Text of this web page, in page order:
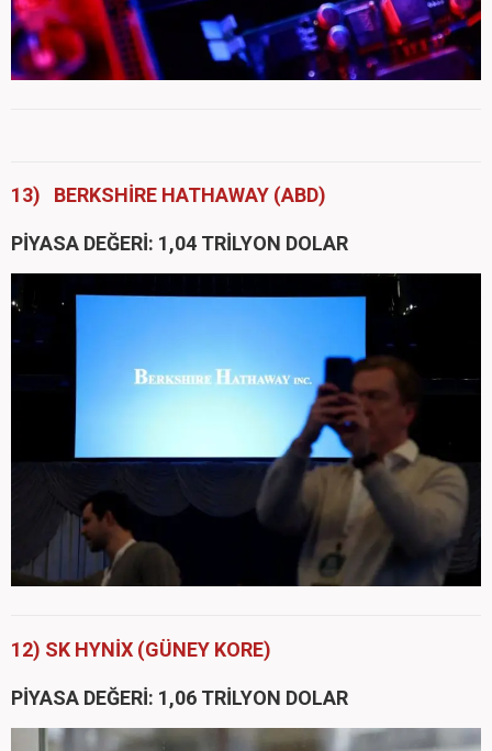
13) BERKSHİRE HATHAWAY (ABD)
PİYASA DEĞERİ: 1,04 TRİLYON DOLAR
12) SK HYNİX (GÜNEY KORE)
PİYASA DEĞERİ: 1,06 TRİLYON DOLAR